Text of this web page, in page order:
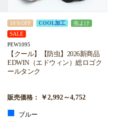
10％OFF COOL加工
虫よけ
SALE
PEW1095
【クール】【防虫】2026新商品
EDWIN（エドウィン）総ロゴク
ールタンク
販売価格： ￥2,992～4,752
ブルー